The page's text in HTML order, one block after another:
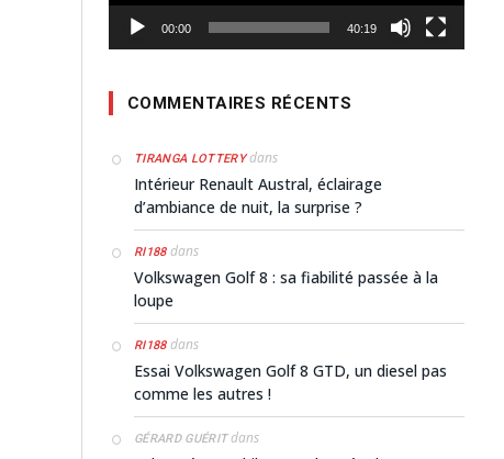
00:00 40:19
COMMENTAIRES RÉCENTS
TIRANGA LOTTERYdans
Intérieur Renault Austral, éclairage
d’ambiance de nuit, la surprise ?
RI188dans
Volkswagen Golf 8 : sa fiabilité passée à la
loupe
RI188dans
Essai Volkswagen Golf 8 GTD, un diesel pas
comme les autres !
GÉRARD GUÉRITdans